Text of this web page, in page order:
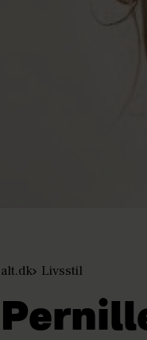
alt.dk Livsstil